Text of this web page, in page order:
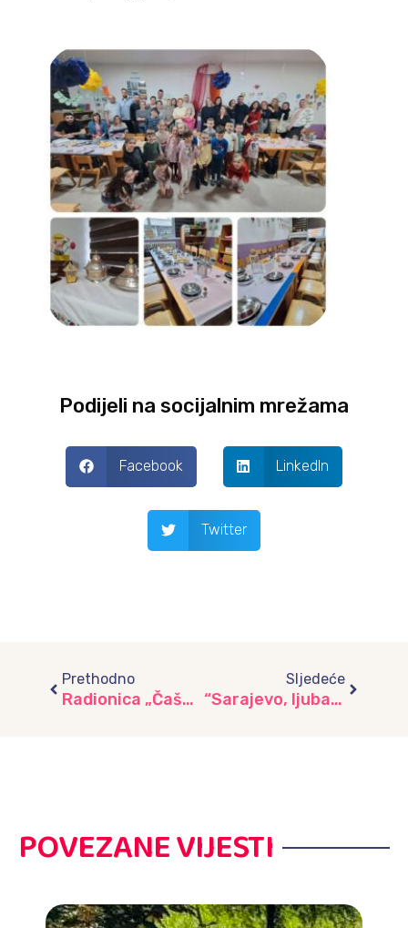
Podijeli na socijalnim mrežama
Facebook LinkedIn
Twitter
Prethodno
Radionica „Čaša puna vitamina“: Mali koraci ka zdravijem životu, vrtić „Umihana Čuvidina”
Sljedeće
“Sarajevo, ljubavi moja”: Kreativne radionice i posjeta Svrzinoj kući u čast Dana grada Sarajeva, vrtić “Razigrani dani”
POVEZANE VIJESTI